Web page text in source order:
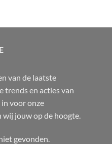
van de laatste
trends en acties van
in voor onze
wij jouw op de hoogte.
gevonden.